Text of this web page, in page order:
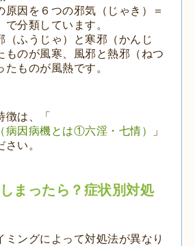
原因を６つの邪気（じゃき）＝
分類しています。
（ふうじゃ）と寒邪（かんじ
ものが風寒、風邪と熱邪（ねつ
たものが風熱です。
は、「
病因病機とは①六淫・七情）
」
い。
まったら？症状別対処
ミングによって対処法が異なり